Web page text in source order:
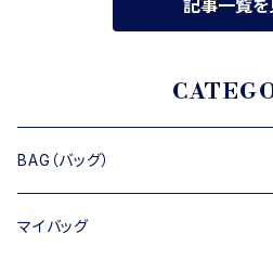
記事一覧を
BAG（バッグ）
トートバッグ
マイバッグ